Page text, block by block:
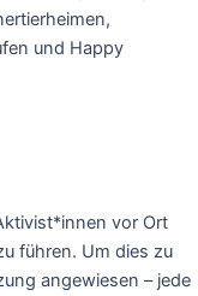
und Happy
vor Ort
führen. Um dies zu
angewiesen – jede